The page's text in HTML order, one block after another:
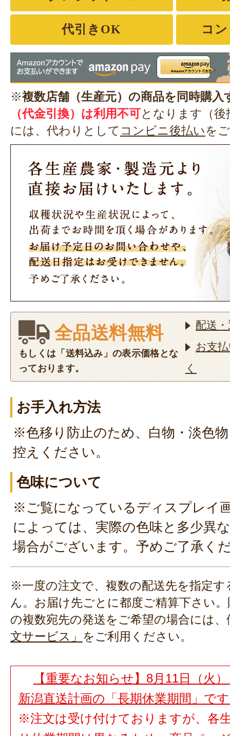
代引きOK コ
※複数店舗（生産元）の商品を同時購入
（代金引換）は利用不可となります（
には、代わりとして コンビニ後払いを
全品送料無料
もしくは「送料込み」の表示価格とな
っております。
配送
お支
く
お手入れ方法
※色移り防止のため、白物・淡色
控えください。
色味について
※ご覧になっているディスプレイ
によっては、実際の色味と多少異
場合がございます。予めご了承く
※一度の注文で、複数の配送先を指定
ん。お届け先ごとに都度ご精算下さい
の複数宛先の発送をご希望の場合には、
文サービス」 をご利用ください。
【重要なお知らせ】8月11日（火
新潟直送計画の「長期休業期間」で
※注文は受け付けておりますが、各